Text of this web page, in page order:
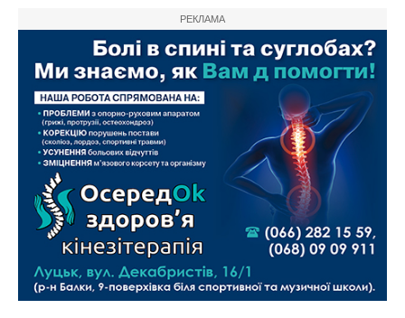
РЕКЛАМА